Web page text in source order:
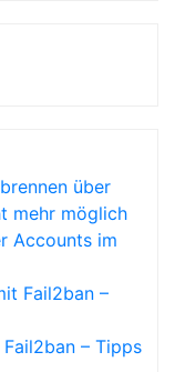
brennen über
mehr möglich
Accounts im
Fail2ban –
– Tipps